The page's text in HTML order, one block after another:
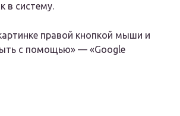
в систему.
правой кнопкой мыши и
с помощью» — «Google